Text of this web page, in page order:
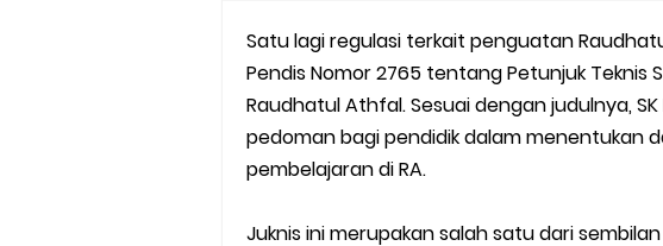
Cara Mengajukan Tunjangan Insentif di EMIS-
Ajuan Tunjangan Insentif Guru dan Tenaga
Cara Login EMIS GTK Baru untuk Operator dan
SEB Upacara Bendera di Sekolah dan
Satu lagi regulasi terkait penguatan
Pendis Nomor 2765 tentang Petunjuk Teknis
Raudhatul Athfal. Sesuai dengan judulnya,
pedoman bagi pendidik dalam menentukan
pembelajaran di RA.
Juknis ini merupakan salah satu dari